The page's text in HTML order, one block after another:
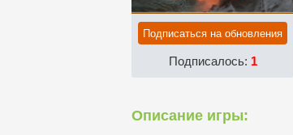
Подписаться на обновления
Подписалось: 1
Описание игры: